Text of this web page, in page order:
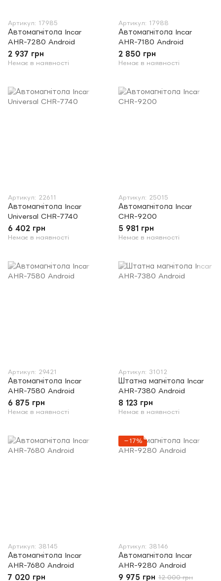
Артикул: 17985
Автомагнітола Incar
AHR-7280 Android
2 937 грн
Немає в наявності
Артикул: 17988
Автомагнітола Incar
AHR-7180 ​​Android
2 850 грн
Немає в наявності
Артикул: 22611
Автомагнітола Incar
Universal CHR-7740
6 402 грн
Немає в наявності
Артикул: 25015
Автомагнітола Incar
CHR-9200
5 981 грн
Немає в наявності
Артикул: 29421
Автомагнітола Incar
AHR-7580 Android
6 875 грн
Немає в наявності
Артикул: 31012
Штатна магнітола Incar
AHR-7380 Android
8 123 грн
Немає в наявності
Артикул: 38145
Автомагнітола Incar
AHR-7680 Android
7 020 грн
−17%
Артикул: 38146
Автомагнітола Incar
AHR-9280 Android
9 975 грн 12 000 грн